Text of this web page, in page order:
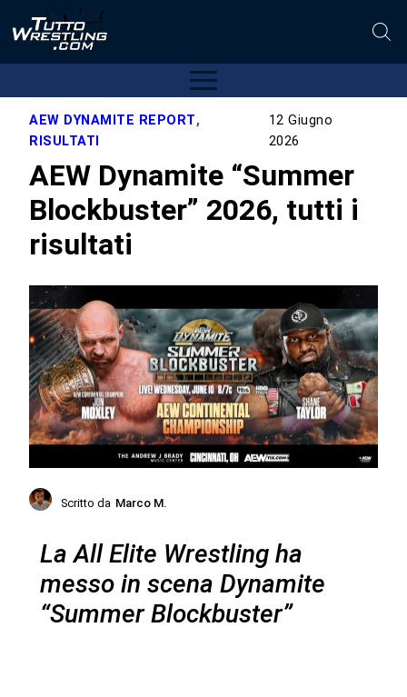
AEW DYNAMITE REPORT,
RISULTATI
12 Giugno
2026
AEW Dynamite “Summer
Blockbuster” 2026, tutti i
risultati
Scritto da Marco M.
La All Elite Wrestling ha
messo in scena Dynamite
“Summer Blockbuster”